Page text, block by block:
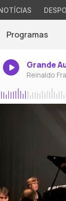
Programas
Grande
Reinaldo